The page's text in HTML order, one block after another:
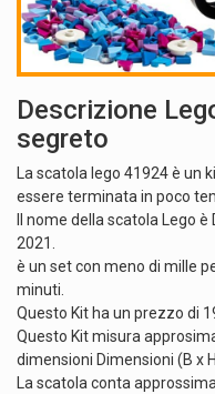
Descrizione
segreto
La scatola lego 41924 è un
essere terminata in poco
Il nome della scatola Lego
2021.
è un set con meno di mille
minuti.
Questo Kit ha un prezzo di
Questo Kit misura
dimensioni Dimensioni (B x
La scatola conta